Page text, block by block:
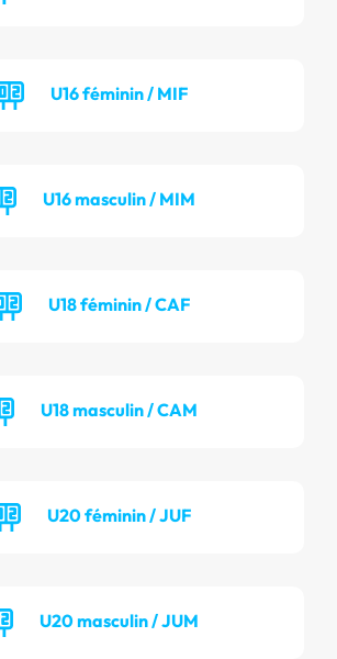
U16 féminin / MIF
U16 masculin / MIM
U18 féminin / CAF
U18 masculin / CAM
U20 féminin / JUF
U20 masculin / JUM